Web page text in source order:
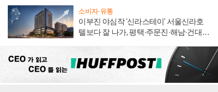
소비자·유통
이부진 야심작 '신라스테이' 서울신라호
텔보다 잘 나가, 평택·주문진·해남·건대로